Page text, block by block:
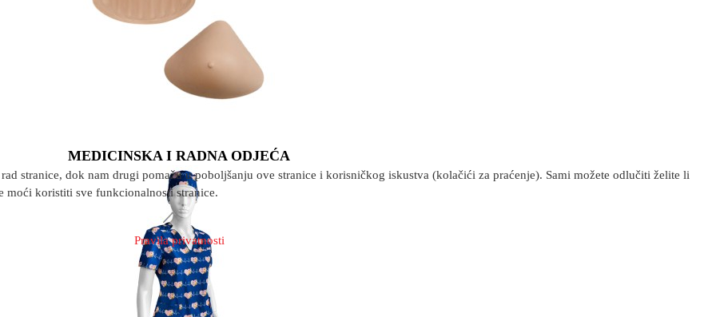
MEDICINSKA I RADNA ODJEĆA
stranice, dok nam drugi pomažu u poboljšanju ove stranice i korisničkog iskustva (kolačići za praćenje). Sami možete odlučiti želite li
moći koristiti sve funkcionalnosti stranice.
Pravila privatnosti